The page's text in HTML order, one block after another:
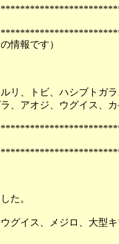
日 （日
情報です）
リ、トビ、ハシブトガ
アオジ、ウグイス、カ
日 （日
た。
グイス、メジロ、大型